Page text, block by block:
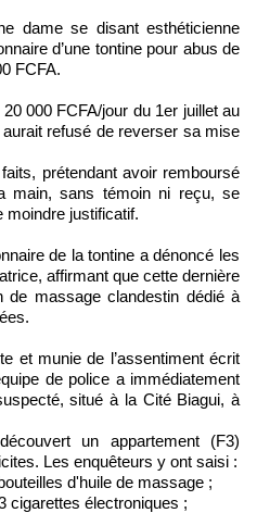
dame se disant esthéticienne
d’une tontine pour abus de
FCFA.
000 FCFA/jour du 1er juillet au
refusé de reverser sa mise
prétendant avoir remboursé
main, sans témoin ni reçu, se
moindre justificatif.
de la tontine a dénoncé les
affirmant que cette dernière
de massage clandestin dédié à
et munie de l’assentiment écrit
de police a immédiatement
situé à la Cité Biagui, à
un appartement (F3)
Les enquêteurs y ont saisi :
d'huile de massage ;
cigarettes électroniques ;